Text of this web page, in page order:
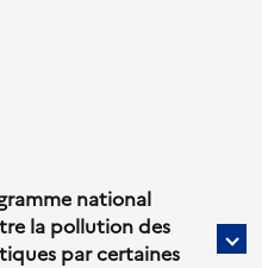
national
la pollution des
par certaines